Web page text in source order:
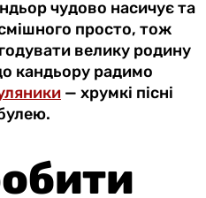
чудово насичує та
смішного просто, тож
велику родину
кандьору радимо
— хрумкі пісні